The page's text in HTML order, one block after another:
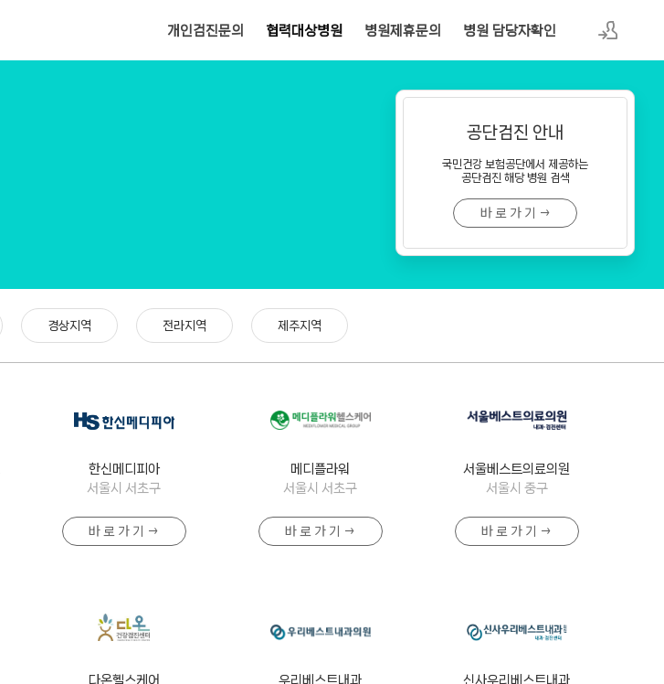
개인검진문의 협력대상병원 병원제휴문의 병원 담당자확인
공단검진 안내
국민건강 보험공단에서 제공하는
공단검진 해당 병원 검색
바 로 가 기 →
경상지역 전라지역 제주지역
한신메디피아
서울시 서초구
바 로 가 기 →
메디플라워
서울시 서초구
바 로 가 기 →
서울베스트의료의원
서울시 중구
바 로 가 기 →
다온헬스케어
우리베스트내과
신사우리베스트내과